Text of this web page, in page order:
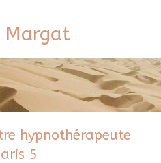
Margat
hypnothérapeute
5